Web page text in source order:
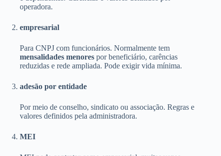
operadora.
empresarial
Para CNPJ com funcionários. Normalmente tem
mensalidades menores por beneficiário, carências
reduzidas e rede ampliada. Pode exigir vida mínima.
adesão por entidade
Por meio de conselho, sindicato ou associação. Regras e
valores definidos pela administradora.
MEI